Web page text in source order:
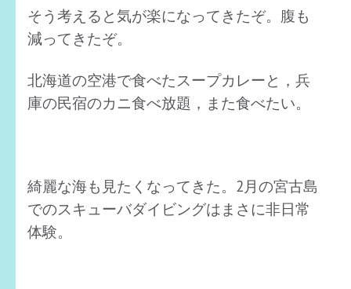
そう考えると気が楽になってきたぞ。腹も
減ってきたぞ。
北海道の空港で食べたスープカレーと，兵
庫の民宿のカニ食べ放題，また食べたい。
綺麗な海も見たくなってきた。2月の宮古島
でのスキューバダイビングはまさに非日常
体験。